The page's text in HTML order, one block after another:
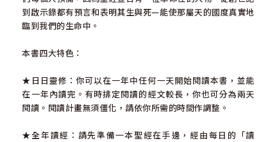
到啟示錄都有預言和表明其生與死—能使那屬天的國度真實地
臨到我們的生命中。
本書四大特色：
★日日靈修：你可以在一年中任何一天開始閱讀本書，並能
在一年內讀完。有時排定閱讀的經文較長，你也可分為兩天
閱讀。閱讀計畫無須僵化，請依你所需的時間作調整。
★全年讀經：請先準備一本聖經在手邊，經由每日的「讀